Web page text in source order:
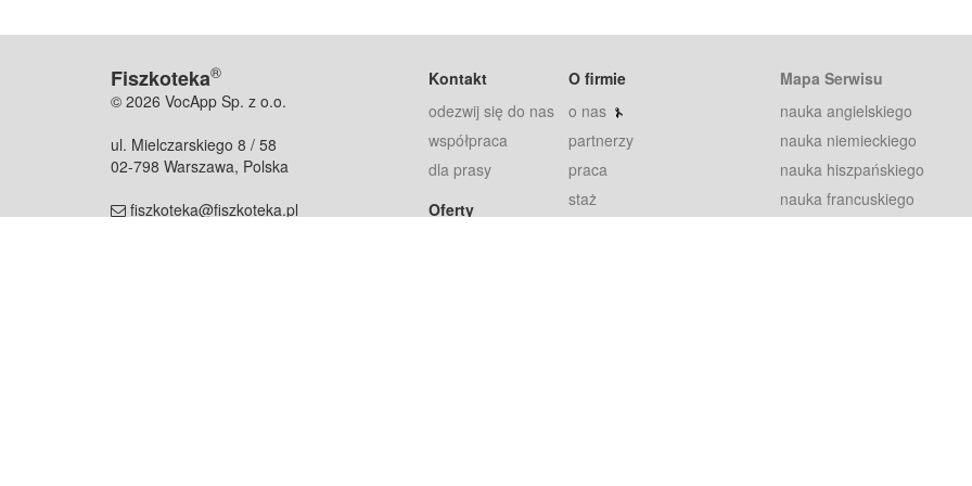
Fiszkoteka®
© 2026 VocApp Sp. z o.o.
ul. Mielczarskiego 8 / 58
02-798 Warszawa, Polska
fiszkoteka@fiszkoteka.pl
Kontakt
odezwij się do nas
współpraca
dla prasy
Oferty
O firmie
o nas
partnerzy
praca
staż
Mapa Serwisu
nauka angielskiego
nauka niemieckiego
nauka hiszpańskiego
nauka francuskiego